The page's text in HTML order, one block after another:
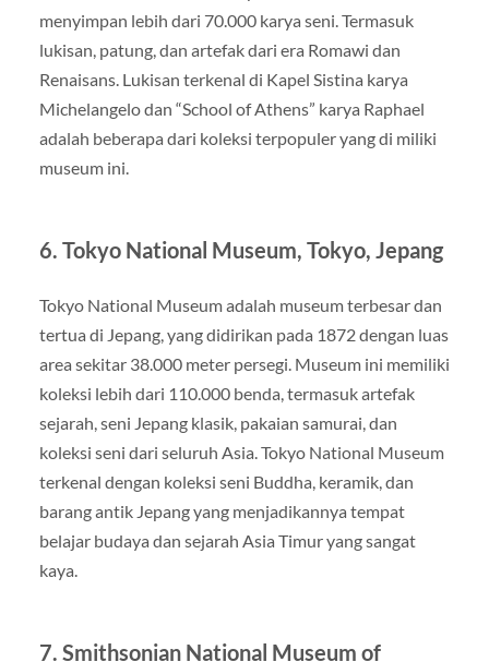
menyimpan lebih dari 70.000 karya seni. Termasuk
lukisan, patung, dan artefak dari era Romawi dan
Renaisans. Lukisan terkenal di Kapel Sistina karya
Michelangelo dan “School of Athens” karya Raphael
adalah beberapa dari koleksi terpopuler yang di miliki
museum ini.
6. Tokyo National Museum, Tokyo, Jepang
Tokyo National Museum adalah museum terbesar dan
tertua di Jepang, yang didirikan pada 1872 dengan luas
area sekitar 38.000 meter persegi. Museum ini memiliki
koleksi lebih dari 110.000 benda, termasuk artefak
sejarah, seni Jepang klasik, pakaian samurai, dan
koleksi seni dari seluruh Asia. Tokyo National Museum
terkenal dengan koleksi seni Buddha, keramik, dan
barang antik Jepang yang menjadikannya tempat
belajar budaya dan sejarah Asia Timur yang sangat
kaya.
7. Smithsonian National Museum of